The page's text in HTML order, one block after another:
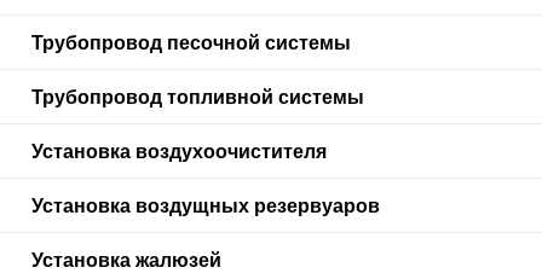
Трубопровод песочной системы
Трубопровод топливной системы
Установка воздухоочистителя
Установка воздущных резервуаров
Установка жалюзей